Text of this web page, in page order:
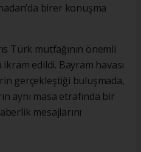
birer konuşma
Türk mutfağının önemli
ikram edildi. Bayram havası
gerçekleştiği buluşmada,
aynı masa etrafında bir
mesajlarını